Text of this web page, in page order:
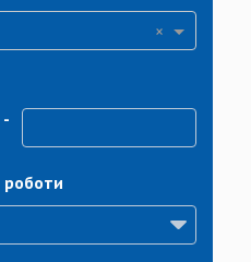
×
-
роботи